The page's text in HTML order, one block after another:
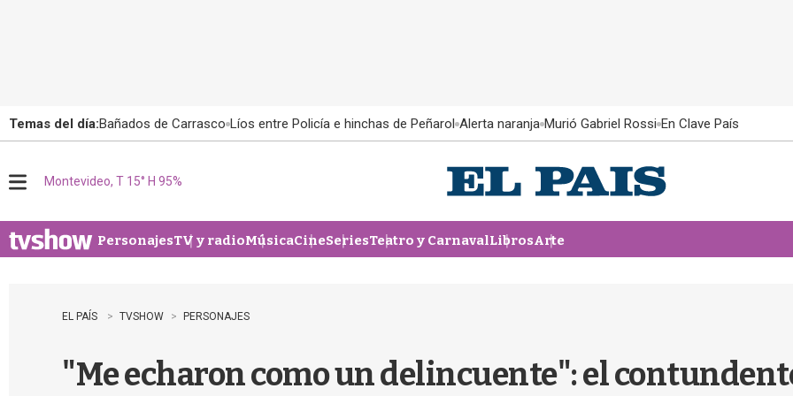
Temas del día:Bañados de Carrasco Líos entre Policía e hinchas de Peñarol Alerta naranja Murió Gabriel Rossi En Clave País
u
Montevideo, T 15° H 95%
PersonajesTV y radioMúsicaCineSeriesTeatro y CarnavalLibrosArte
EL PAÍS TVSHOW PERSONAJES
"Me echaron como un delincuente": el